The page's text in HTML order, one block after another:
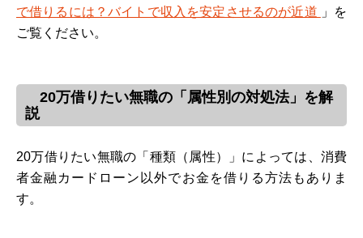
で借りるには？バイトで収入を安定させるのが近道 」を
ご覧ください。
20万借りたい無職の「属性別の対処法」を解
説
20万借りたい無職の「種類（属性）」によっては、消費
者金融カードローン以外でお金を借りる方法もありま
す。